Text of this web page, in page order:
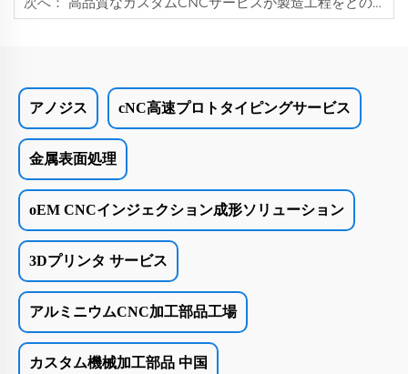
アノジス cNC高速プロトタイピングサービス
金属表面処理
oEM CNCインジェクション成形ソリューション
3Dプリンタ サービス
アルミニウムCNC加工部品工場
カスタム機械加工部品 中国